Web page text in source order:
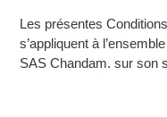
Les présentes
s’appliquent à
SAS Chandam. sur son